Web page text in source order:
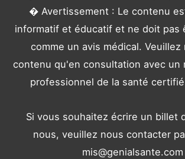
� Avertissement : Le contenu
informatif et éducatif et ne doit pas
comme un avis médical.
contenu qu'en consultation avec un
professionnel de la santé
Si vous souhaitez écrire un billet
nous, veuillez nous contacter
mis@genialsante.com